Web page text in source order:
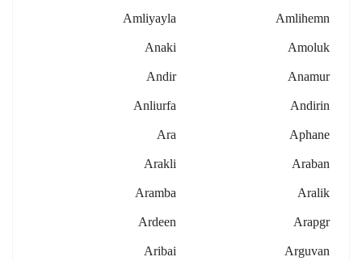
Amlihemn
Amliyayla
Amoluk
Anaki
Anamur
Andir
Andirin
Anliurfa
Aphane
Ara
Araban
Arakli
Aralik
Aramba
Arapgr
Ardeen
Arguvan
Aribai